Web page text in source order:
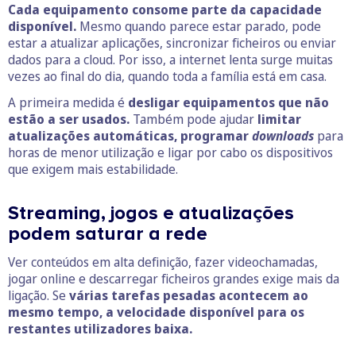
Cada equipamento consome parte da capacidade
disponível. Mesmo quando parece estar parado, pode
estar a atualizar aplicações, sincronizar ficheiros ou enviar
dados para a cloud. Por isso, a internet lenta surge muitas
vezes ao final do dia, quando toda a família está em casa.
A primeira medida é desligar equipamentos que não
estão a ser usados. Também pode ajudar limitar
atualizações automáticas, programardownloads para
horas de menor utilização e ligar por cabo os dispositivos
que exigem mais estabilidade.
Streaming, jogos e atualizações
podem saturar a rede
Ver conteúdos em alta definição, fazer videochamadas,
jogar online e descarregar ficheiros grandes exige mais da
ligação. Se várias tarefas pesadas acontecem ao
mesmo tempo, a velocidade disponível para os
restantes utilizadores baixa.